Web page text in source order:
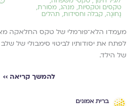
טקסים וטקסיות, מנהג, מסורת,
נָחוּגָה, קבלה וחסידות, תהלים
מעמדו הלא־פורמלי של טקס החלאקה
לפתח את יסודותיו לביטוי סימבולי של שלב
של הילד.
להמשך קריאה ››
ברית אמונים